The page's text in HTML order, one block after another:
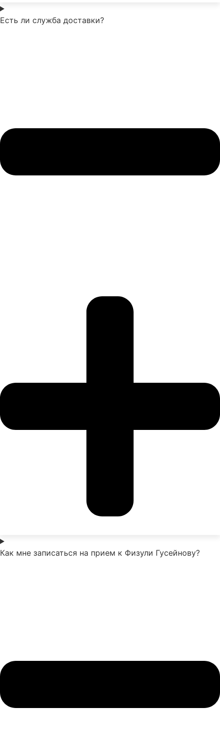
Есть ли служба доставки?
Как мне записаться на прием к Физули Гусейнову?